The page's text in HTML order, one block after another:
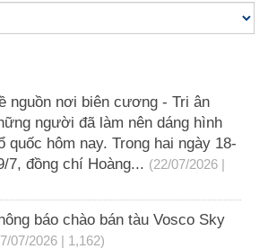
nguồn nơi biên cương - Tri ân
người đã làm nên dáng hình
quốc hôm nay. Trong hai ngày 18-
7, đồng chí Hoàng... (22/07/2026 |
báo chào bán tàu Vosco Sky
07/2026 | 1,162)